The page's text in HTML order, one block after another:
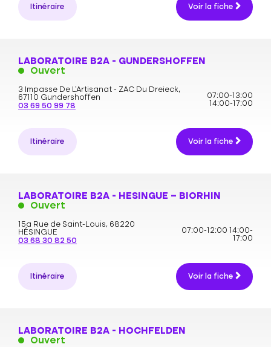
Itinéraire Voir la fiche
LABORATOIRE B2A - GUNDERSHOFFEN
Ouvert
3 Impasse De L’Artisanat - ZAC Du Dreieck,
67110 Gundershoffen
03 69 50 99 78
07:00-13:00
14:00-17:00
Itinéraire Voir la fiche
LABORATOIRE B2A - HESINGUE – BIORHIN
Ouvert
15a Rue de Saint-Louis, 68220
HÉSINGUE
03 68 30 82 50
07:00-12:00
14:00-
17:00
Itinéraire Voir la fiche
LABORATOIRE B2A - HOCHFELDEN
Ouvert